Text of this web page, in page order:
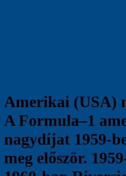
Amerikai (USA)
A Formula–1
nagydíjat 1959-
meg először.